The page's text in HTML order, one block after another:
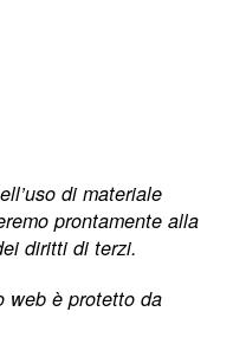
di materiale
prontamente alla
diritti di terzi.
web è protetto da